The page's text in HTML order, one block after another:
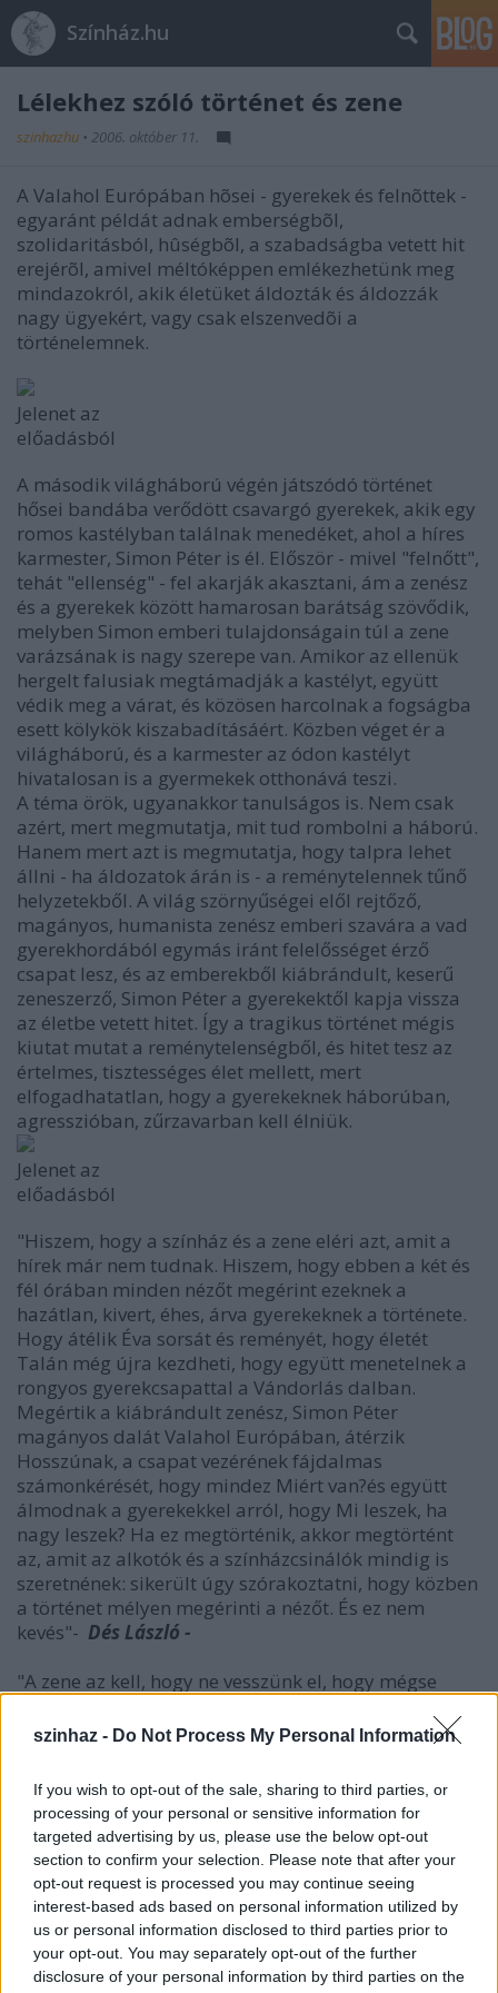
szinhaz - Do Not Process My Personal Information
If you wish to opt-out of the sale, sharing to third parties, or
processing of your personal or sensitive information for
targeted advertising by us, please use the below opt-out
section to confirm your selection. Please note that after your
opt-out request is processed you may continue seeing
interest-based ads based on personal information utilized by
us or personal information disclosed to third parties prior to
your opt-out. You may separately opt-out of the further
disclosure of your personal information by third parties on the
Színház.hu
Lélekhez szóló történet és zene
szinhazhu • 2006. október 11.
A Valahol Európában hõsei - gyerekek és felnõttek -
egyaránt példát adnak emberségbõl,
szolidaritásból, hûségbõl, a szabadságba vetett hit
erejérõl, amivel méltóképpen emlékezhetünk meg
mindazokról, akik életüket áldozták és áldozzák
nagy ügyekért, vagy csak elszenvedõi a
történelemnek.
Jelenet az
előadásból
A második világháború végén játszódó történet
hősei bandába verődött csavargó gyerekek, akik egy
romos kastélyban találnak menedéket, ahol a híres
karmester, Simon Péter is él. Először - mivel "felnőtt",
tehát "ellenség" - fel akarják akasztani, ám a zenész
és a gyerekek között hamarosan barátság szövődik,
melyben Simon emberi tulajdonságain túl a zene
varázsának is nagy szerepe van. Amikor az ellenük
hergelt falusiak megtámadják a kastélyt, együtt
védik meg a várat, és közösen harcolnak a fogságba
esett kölykök kiszabadításáért. Közben véget ér a
világháború, és a karmester az ódon kastélyt
hivatalosan is a gyermekek otthonává teszi.
A téma örök, ugyanakkor tanulságos is. Nem csak
azért, mert megmutatja, mit tud rombolni a háború.
Hanem mert azt is megmutatja, hogy talpra lehet
állni - ha áldozatok árán is - a reménytelennek tűnő
helyzetekből. A világ szörnyűségei elől rejtőző,
magányos, humanista zenész emberi szavára a vad
gyerekhordából egymás iránt felelősséget érző
csapat lesz, és az emberekből kiábrándult, keserű
zeneszerző, Simon Péter a gyerekektől kapja vissza
az életbe vetett hitet. Így a tragikus történet mégis
kiutat mutat a reménytelenségből, és hitet tesz az
értelmes, tisztességes élet mellett, mert
elfogadhatatlan, hogy a gyerekeknek háborúban,
agresszióban, zűrzavarban kell élniük.
Jelenet az
előadásból
"Hiszem, hogy a színház és a zene eléri azt, amit a
hírek már nem tudnak. Hiszem, hogy ebben a két és
fél órában minden nézőt megérint ezeknek a
hazátlan, kivert, éhes, árva gyerekeknek a története.
Hogy átélik Éva sorsát és reményét, hogy életét
Talán még újra kezdheti, hogy együtt menetelnek a
rongyos gyerekcsapattal a Vándorlás dalban.
Megértik a kiábrándult zenész, Simon Péter
magányos dalát Valahol Európában, átérzik
Hosszúnak, a csapat vezérének fájdalmas
számonkérését, hogy mindez Miért van?és együtt
álmodnak a gyerekekkel arról, hogy Mi leszek, ha
nagy leszek? Ha ez megtörténik, akkor megtörtént
az, amit az alkotók és a színházcsinálók mindig is
szeretnének: sikerült úgy szórakoztatni, hogy közben
a történet mélyen megérinti a nézőt. És ez nem
kevés"- Dés László -
"A zene az kell, hogy ne vesszünk el, hogy mégse
Mert a jó, a rossz csak szó, olyan, ami sokszor
De egy ismerős hang az megmarad, máris érzed,
hogy védve vagy, a dal egy biztos hely."- Dés László -
Csengeri
Attila,
Füreder
Márton,
Keresztesi